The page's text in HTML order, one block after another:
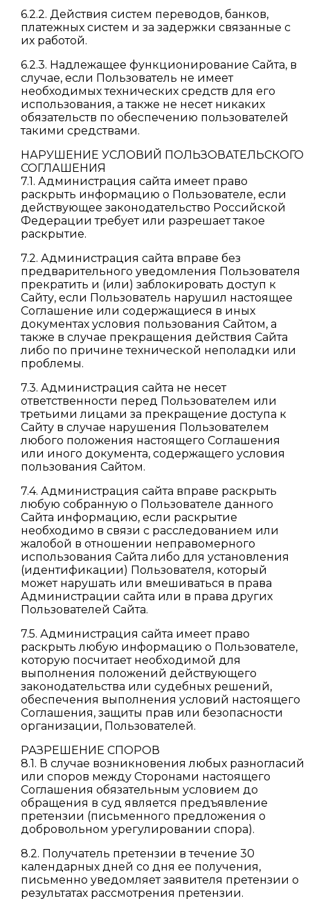
6.2.2. Действия систем переводов, банков,
платежных систем и за задержки связанные с
их работой.
6.2.3. Надлежащее функционирование Сайта, в
случае, если Пользователь не имеет
необходимых технических средств для его
использования, а также не несет никаких
обязательств по обеспечению пользователей
такими средствами.
НАРУШЕНИЕ УСЛОВИЙ ПОЛЬЗОВАТЕЛЬСКОГО
СОГЛАШЕНИЯ
7.1. Администрация сайта имеет право
раскрыть информацию о Пользователе, если
действующее законодательство Российской
Федерации требует или разрешает такое
раскрытие.
7.2. Администрация сайта вправе без
предварительного уведомления Пользователя
прекратить и (или) заблокировать доступ к
Сайту, если Пользователь нарушил настоящее
Соглашение или содержащиеся в иных
документах условия пользования Сайтом, а
также в случае прекращения действия Сайта
либо по причине технической неполадки или
проблемы.
7.3. Администрация сайта не несет
ответственности перед Пользователем или
третьими лицами за прекращение доступа к
Сайту в случае нарушения Пользователем
любого положения настоящего Соглашения
или иного документа, содержащего условия
пользования Сайтом.
7.4. Администрация сайта вправе раскрыть
любую собранную о Пользователе данного
Сайта информацию, если раскрытие
необходимо в связи с расследованием или
жалобой в отношении неправомерного
использования Сайта либо для установления
(идентификации) Пользователя, который
может нарушать или вмешиваться в права
Администрации сайта или в права других
Пользователей Сайта.
7.5. Администрация сайта имеет право
раскрыть любую информацию о Пользователе,
которую посчитает необходимой для
выполнения положений действующего
законодательства или судебных решений,
обеспечения выполнения условий настоящего
Соглашения, защиты прав или безопасности
организации, Пользователей.
РАЗРЕШЕНИЕ СПОРОВ
8.1. В случае возникновения любых разногласий
или споров между Сторонами настоящего
Соглашения обязательным условием до
обращения в суд является предъявление
претензии (письменного предложения о
добровольном урегулировании спора).
8.2. Получатель претензии в течение 30
календарных дней со дня ее получения,
письменно уведомляет заявителя претензии о
результатах рассмотрения претензии.